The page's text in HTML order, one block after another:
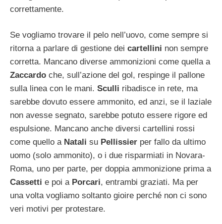
correttamente.
Se vogliamo trovare il pelo nell’uovo, come sempre si
ritorna a parlare di gestione dei cartellini non sempre
corretta. Mancano diverse ammonizioni come quella a
Zaccardo che, sull’azione del gol, respinge il pallone
sulla linea con le mani. Sculli ribadisce in rete, ma
sarebbe dovuto essere ammonito, ed anzi, se il laziale
non avesse segnato, sarebbe potuto essere rigore ed
espulsione. Mancano anche diversi cartellini rossi
come quello a Natali su Pellissier per fallo da ultimo
uomo (solo ammonito), o i due risparmiati in Novara-
Roma, uno per parte, per doppia ammonizione prima a
Cassetti e poi a Porcari, entrambi graziati. Ma per
una volta vogliamo soltanto gioire perché non ci sono
veri motivi per protestare.